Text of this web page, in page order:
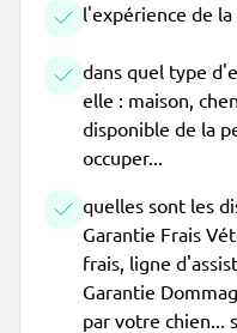
l'expérience de
dans quel type
elle : maison,
disponible de la
occuper...
quelles sont les
Garantie Frais
frais, ligne
Garantie
par votre chien...